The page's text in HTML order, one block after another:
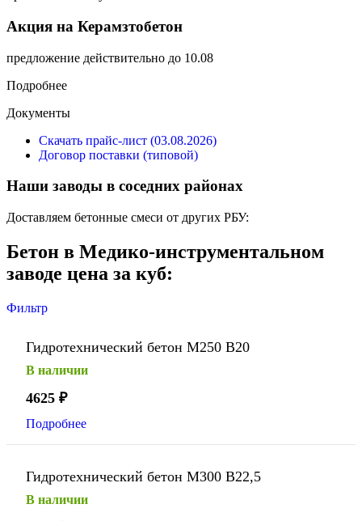
Акция на Керамзтобетон
предложение действительно до 10.08
Подробнее
Документы
Скачать прайс-лист (03.08.2026)
Договор поставки (типовой)
Наши заводы в соседних районах
Доставляем бетонные смеси от других РБУ:
Бетон в Медико-инструментальном
заводе цена за куб:
Фильтр
Гидротехнический бетон М250 В20
В наличии
4625 ₽
Подробнее
Гидротехнический бетон М300 В22,5
В наличии